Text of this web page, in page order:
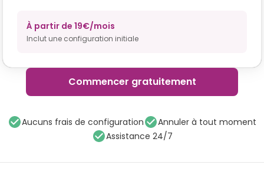
À partir de 19€/mois
Inclut une configuration initiale
Commencer gratuitement
Aucuns frais de configuration
Annuler à tout moment
Assistance 24/7